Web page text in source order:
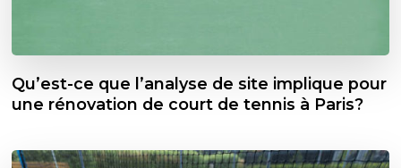
Qu’est-ce que l’analyse de site implique pour
une rénovation de court de tennis à Paris?